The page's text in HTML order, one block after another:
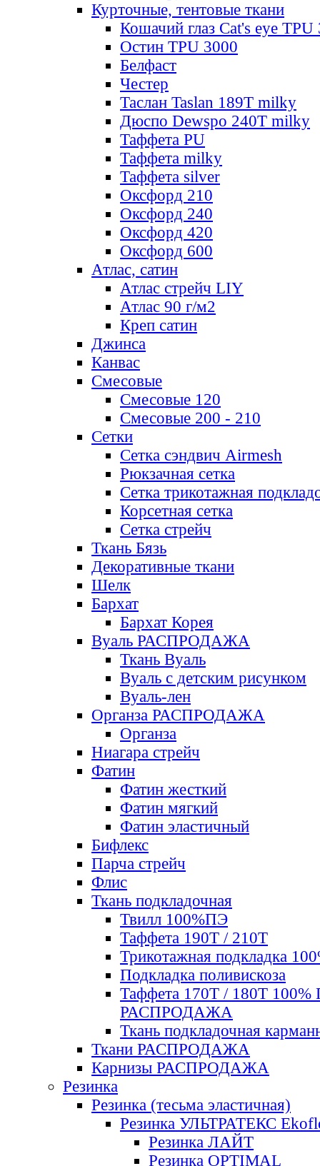
Курточные, тентовые ткани
Кошачий глаз Cat's eye TPU
Остин TPU 3000
Белфаст
Честер
Таслан Taslan 189T milky
Дюспо Dewspo 240T milky
Таффета PU
Таффета milky
Таффета silver
Оксфорд 210
Оксфорд 240
Оксфорд 420
Оксфорд 600
Атлас, сатин
Атлас стрейч LIY
Атлас 90 г/м2
Креп сатин
Джинса
Канвас
Смесовые
Смесовые 120
Смесовые 200 - 210
Сетки
Сетка сэндвич Airmesh
Рюкзачная сетка
Сетка трикотажная
Корсетная сетка
Сетка стрейч
Ткань Бязь
Декоративные ткани
Шелк
Бархат
Бархат Корея
Вуаль РАСПРОДАЖА
Ткань Вуаль
Вуаль с детским рисунком
Вуаль-лен
Органза РАСПРОДАЖА
Органза
Ниагара стрейч
Фатин
Фатин жесткий
Фатин мягкий
Фатин элаcтичный
Бифлекс
Парча стрейч
Флис
Ткань подкладочная
Твилл 100%ПЭ
Таффета 190Т / 210Т
Трикотажная подкладка
Подкладка поливискоза
Таффета 170Т / 180Т 100%
РАСПРОДАЖА
Ткань подкладочная
Ткани РАСПРОДАЖА
Карнизы РАСПРОДАЖА
Резинка
Резинка (тесьма эластичная)
Резинка УЛЬТРАТЕКС
Резинка ЛАЙТ
Резинка OPTIMAL